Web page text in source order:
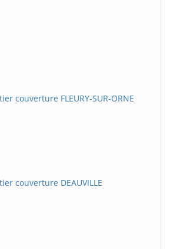
couverture FLEURY-SUR-ORNE
couverture DEAUVILLE